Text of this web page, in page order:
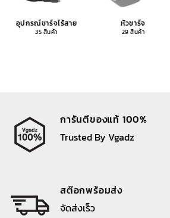
อุปกรณ์ชาร์จไร้สาย
35 สินค้า
หัวชาร์จ
29 สินค้า
การันตีของแท้ 100%
Trusted By Vgadz
สต๊อกพร้อมส่ง
จัดส่งเร็ว